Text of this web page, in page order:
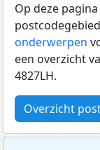
Op deze
onderwerpen
een overzicht
4827LH.
Overzicht